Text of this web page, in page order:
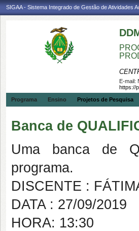
SIGAA - Sistema Integrado de Gestão de Atividades
E-mail:
https://
Programa
Ensino Projetos de Pesquisa
Banca de
Uma banca de
programa.
DISCENTE :
DATA : 27/09/2019
HORA: 13:30